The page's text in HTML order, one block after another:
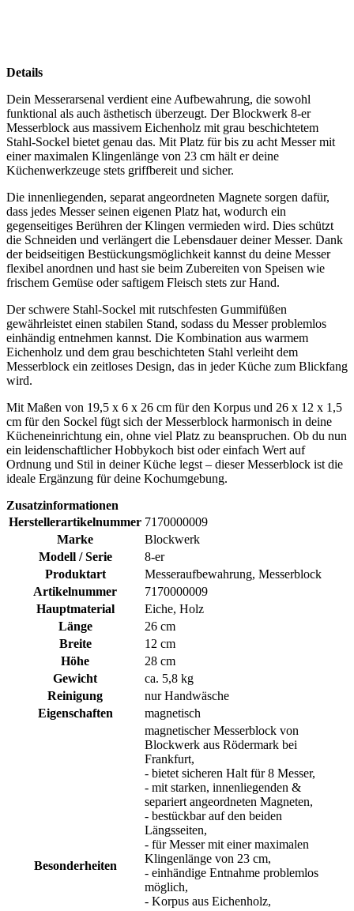
Details
Dein Messerarsenal verdient eine Aufbewahrung, die sowohl
funktional als auch ästhetisch überzeugt. Der Blockwerk 8-er
Messerblock aus massivem Eichenholz mit grau beschichtetem
Stahl-Sockel bietet genau das. Mit Platz für bis zu acht Messer mit
einer maximalen Klingenlänge von 23 cm hält er deine
Küchenwerkzeuge stets griffbereit und sicher.
Die innenliegenden, separat angeordneten Magnete sorgen dafür,
dass jedes Messer seinen eigenen Platz hat, wodurch ein
gegenseitiges Berühren der Klingen vermieden wird. Dies schützt
die Schneiden und verlängert die Lebensdauer deiner Messer. Dank
der beidseitigen Bestückungsmöglichkeit kannst du deine Messer
flexibel anordnen und hast sie beim Zubereiten von Speisen wie
frischem Gemüse oder saftigem Fleisch stets zur Hand.
Der schwere Stahl-Sockel mit rutschfesten Gummifüßen
gewährleistet einen stabilen Stand, sodass du Messer problemlos
einhändig entnehmen kannst. Die Kombination aus warmem
Eichenholz und dem grau beschichteten Stahl verleiht dem
Messerblock ein zeitloses Design, das in jeder Küche zum Blickfang
wird.
Mit Maßen von 19,5 x 6 x 26 cm für den Korpus und 26 x 12 x 1,5
cm für den Sockel fügt sich der Messerblock harmonisch in deine
Kücheneinrichtung ein, ohne viel Platz zu beanspruchen. Ob du nun
ein leidenschaftlicher Hobbykoch bist oder einfach Wert auf
Ordnung und Stil in deiner Küche legst – dieser Messerblock ist die
ideale Ergänzung für deine Kochumgebung.
Zusatzinformationen
Herstellerartikelnummer 7170000009
Marke
Blockwerk
Modell / Serie
8-er
Produktart
Messeraufbewahrung, Messerblock
Artikelnummer
7170000009
Hauptmaterial
Eiche, Holz
Länge
26 cm
Breite
12 cm
Höhe
28 cm
Gewicht
ca. 5,8 kg
Reinigung
nur Handwäsche
Eigenschaften
magnetisch
Besonderheiten
magnetischer Messerblock von
Blockwerk aus Rödermark bei
Frankfurt,
- bietet sicheren Halt für 8 Messer,
- mit starken, innenliegenden &
separiert angeordneten Magneten,
- bestückbar auf den beiden
Längsseiten,
- für Messer mit einer maximalen
Klingenlänge von 23 cm,
- einhändige Entnahme problemlos
möglich,
- Korpus aus Eichenholz,